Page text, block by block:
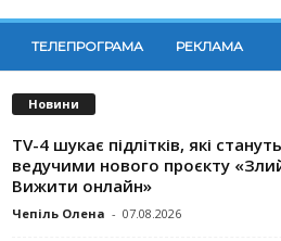
ТЕЛЕПРОГРАМА РЕКЛАМА
Новини
TV-4 шукає підлітків, які стануть
ведучими нового проєкту
Вижити онлайн»
Чепіль Олена - 07.08.2026